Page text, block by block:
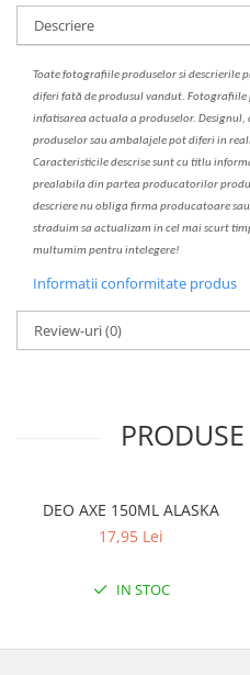
Descriere
Toate fotografiile produselorsidescrierile
diferi fată de produsul vandut. Fotografiile
infatisarea actuala a produselor.
produselor sau ambalajele pot diferi in
Caracteristicile descrise sunt cu titlu
prealabila din partea producatorilor
descriere nu obliga firma producatoare
straduim sa actualizam in cel mai scurt
multumim pentru intelegere!
Informatii conformitate produs
Review-uri(0)
DEO AXE 150ML ALASKA
17,95 Lei
IN STOC